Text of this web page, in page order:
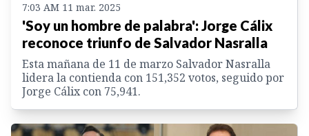
7:03 AM 11 mar. 2025
'Soy un hombre de palabra': Jorge Cálix
reconoce triunfo de Salvador Nasralla
Esta mañana de 11 de marzo Salvador Nasralla
lidera la contienda con 151,352 votos, seguido por
Jorge Cálix con 75,941.